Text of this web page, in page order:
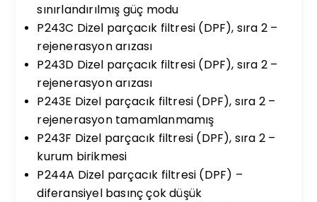
sınırlandırılmış güç modu
P243C Dizel parçacık filtresi (DPF), sıra 2 –
rejenerasyon arızası
P243D Dizel parçacık filtresi (DPF), sıra 2 –
rejenerasyon arızası
P243E Dizel parçacık filtresi (DPF), sıra 2 –
rejenerasyon tamamlanmamış
P243F Dizel parçacık filtresi (DPF), sıra 2 –
kurum birikmesi
P244A Dizel parçacık filtresi (DPF) –
diferansiyel basınç çok düşük